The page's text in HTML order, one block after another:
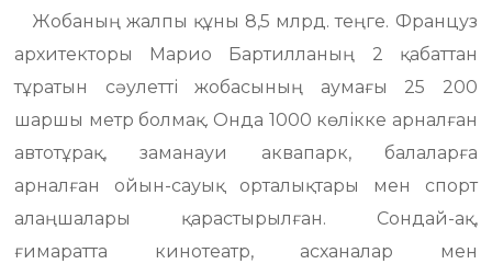
Жобаның жалпы құны 8,5 млрд. теңге. Француз
архитекторы Марио Бартилланың 2 қабаттан
тұратын сәулетті жобасының аумағы 25 200
шаршы метр болмақ. Онда 1000 көлікке арналған
автотұрақ, заманауи аквапарк, балаларға
арналған ойын-сауық орталықтары мен спорт
алаңшалары қарастырылған. Сондай-ақ,
ғимаратта кинотеатр, асханалар мен